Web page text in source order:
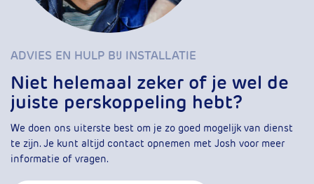
ADVIES EN HULP BIJ INSTALLATIE
Niet helemaal zeker of je wel de
juiste perskoppeling hebt?
We doen ons uiterste best om je zo goed mogelijk van dienst
te zijn. Je kunt altijd contact opnemen met Josh voor meer
informatie of vragen.